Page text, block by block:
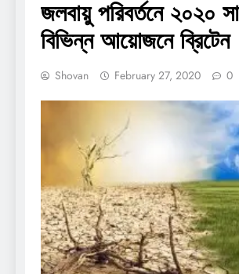
জলবায়ু পরিবর্তনে ২০২০
বিভিন্ন আয়োজনে ব্রিটেন
Shovan February 27, 2020 0